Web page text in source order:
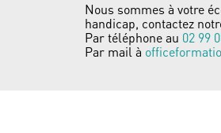
Nous sommes à votre
handicap, contactez
Par téléphone au 02 99
Par mail à